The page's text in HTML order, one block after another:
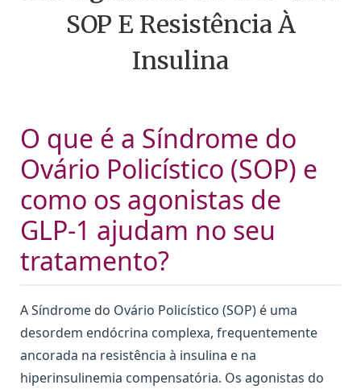
SOP E Resistência À
Insulina
O que é a Síndrome do
Ovário Policístico (SOP) e
como os agonistas de
GLP-1 ajudam no seu
tratamento?
A Síndrome do Ovário Policístico (SOP) é uma
desordem endócrina complexa, frequentemente
ancorada na resistência à insulina e na
hiperinsulinemia compensatória. Os agonistas do